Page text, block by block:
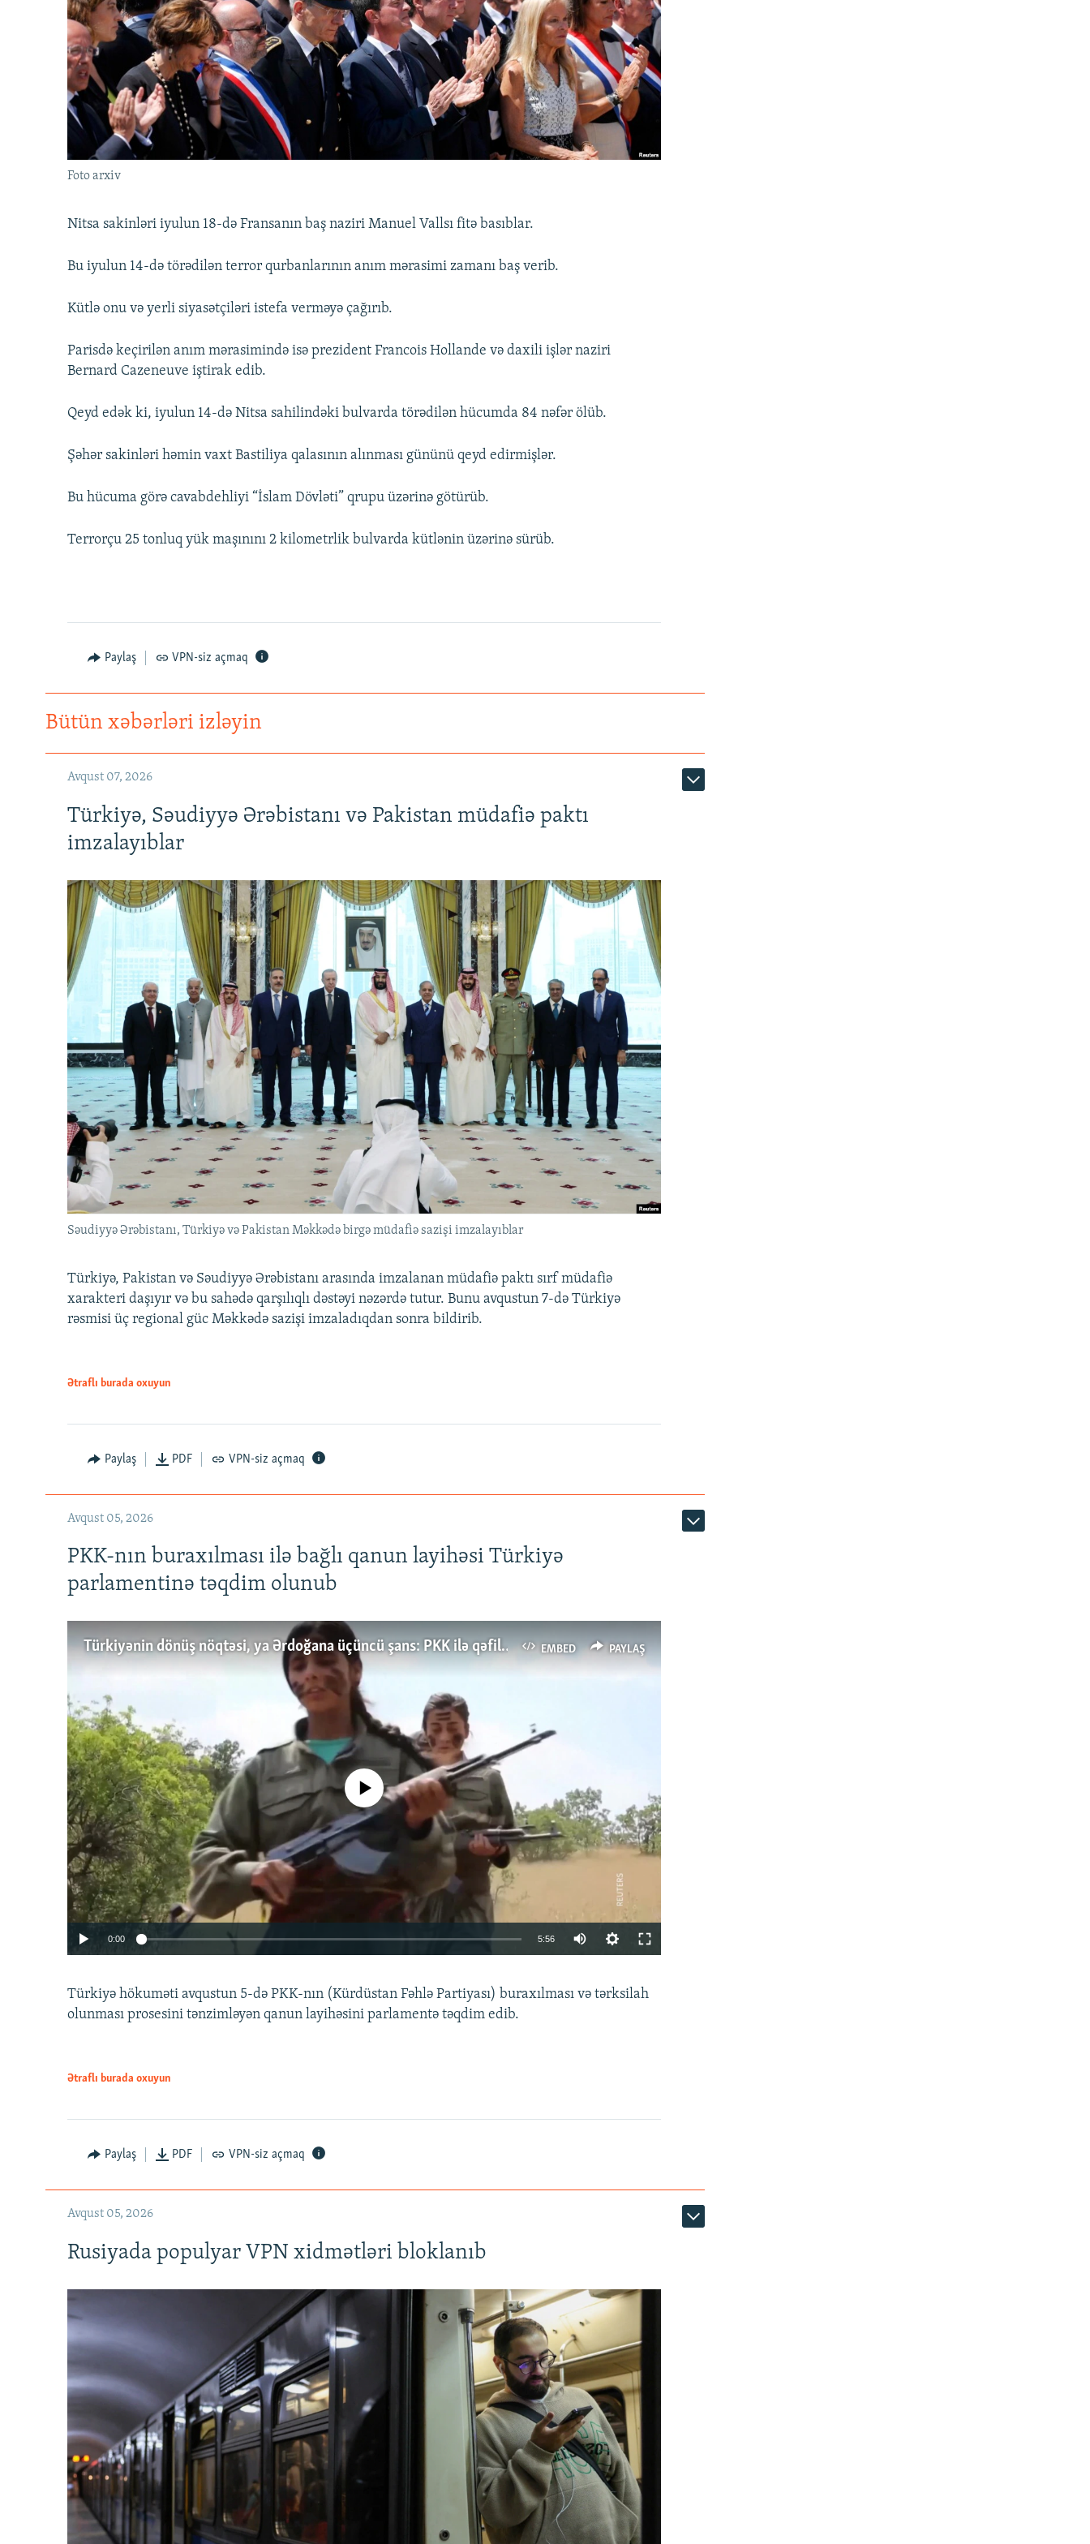
KARIKATURA
İSLAM VƏ DEMOKRATIYA
İZ - MƏDƏNIYYƏT PROQRAMI
PEŞƏ ETIKASI VƏ JURNALISTIKA
STANDARTLARIMIZ
MATERIALLARIMIZDAN ISTIFADƏ
AZADLIQRADIOSU MOBIL TELEFONUNUZDA
BIZIMLƏ ƏLAQƏ
Foto arxiv
Nitsa sakinləri iyulun 18-də Fransanın baş naziri Manuel Vallsı fitə basıblar.
Bu iyulun 14-də törədilən terror qurbanlarının anım mərasimi zamanı baş verib.
Kütlə onu və yerli siyasətçiləri istefa verməyə çağırıb.
Parisdə keçirilən anım mərasimində isə prezident Francois Hollande və daxili işlər naziri
Bernard Cazeneuve iştirak edib.
Qeyd edək ki, iyulun 14-də Nitsa sahilindəki bulvarda törədilən hücumda 84 nəfər ölüb.
Şəhər sakinləri həmin vaxt Bastiliya qalasının alınması gününü qeyd edirmişlər.
Bu hücuma görə cavabdehliyi “İslam Dövləti” qrupu üzərinə götürüb.
Terrorçu 25 tonluq yük maşınını 2 kilometrlik bulvarda kütlənin üzərinə sürüb.
Paylaş VPN-siz açmaq
Bütün xəbərləri izləyin
Avqust 07, 2026
Türkiyə, Səudiyyə Ərəbistanı və Pakistan müdafiə paktı
imzalayıblar
Səudiyyə Ərəbistanı, Türkiyə və Pakistan Məkkədə birgə müdafiə sazişi imzalayıblar
Türkiyə, Pakistan və Səudiyyə Ərəbistanı arasında imzalanan müdafiə paktı sırf müdafiə
xarakteri daşıyır və bu sahədə qarşılıqlı dəstəyi nəzərdə tutur. Bunu avqustun 7-də Türkiyə
rəsmisi üç regional güc Məkkədə sazişi imzaladıqdan sonra bildirib.
Ətraflı burada oxuyun
Paylaş PDF VPN-siz açmaq
Avqust 05, 2026
PKK-nın buraxılması ilə bağlı qanun layihəsi Türkiyə
parlamentinə təqdim olunub
EMBED PAYLAŞ
Türkiyənin dönüş nöqtəsi, ya Ərdoğana üçüncü şans: PKK ilə qəfil barışıq nə deməkdir?
EMBED PAYLAŞ
No media source currently available
0:00 5:56
360p
Türkiyə hökuməti avqustun 5-də PKK-nın (Kürdüstan Fəhlə Partiyası) buraxılması və tərksilah
olunması prosesini tənzimləyən qanun layihəsini parlamentə təqdim edib.
Ətraflı burada oxuyun
Paylaş PDF VPN-siz açmaq
Avqust 05, 2026
Rusiyada populyar VPN xidmətləri bloklanıb